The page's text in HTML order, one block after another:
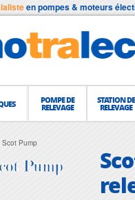
en pompes & moteurs
POMPE DE
RELEVAGE
STATION DE
RELEVAGE
Scot Pump